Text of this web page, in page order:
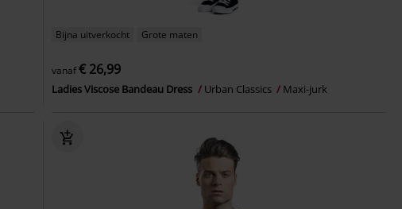
Bijna uitverkocht Grote maten
vanaf€ 26,99
Ladies Viscose Bandeau Dress Urban Classics Maxi-jurk